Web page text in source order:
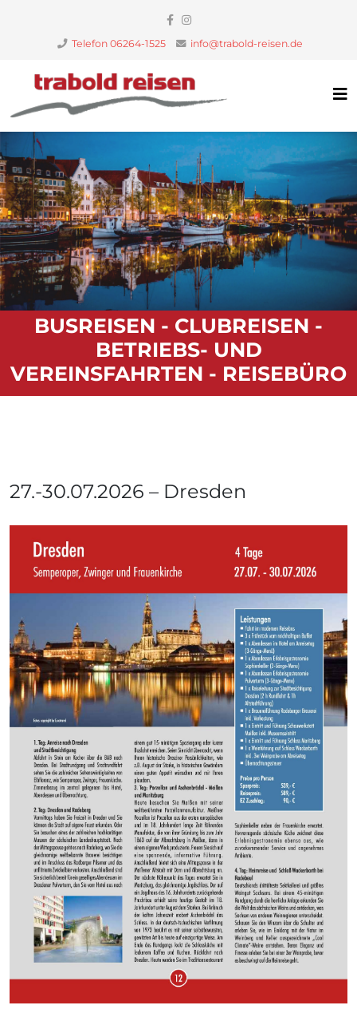
Telefon 06264-1525 info@trabold-reisen.de
BUSREISEN - CLUBREISEN -
BETRIEBS- UND
VEREINSFAHRTEN - REISEBÜRO
27.-30.07.2026 – Dresden